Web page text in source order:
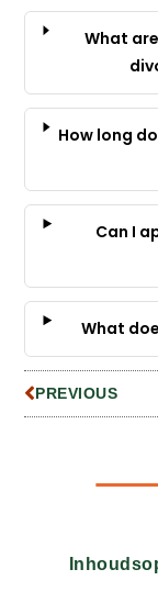
What
How long
Can I
What
PREVIOUS